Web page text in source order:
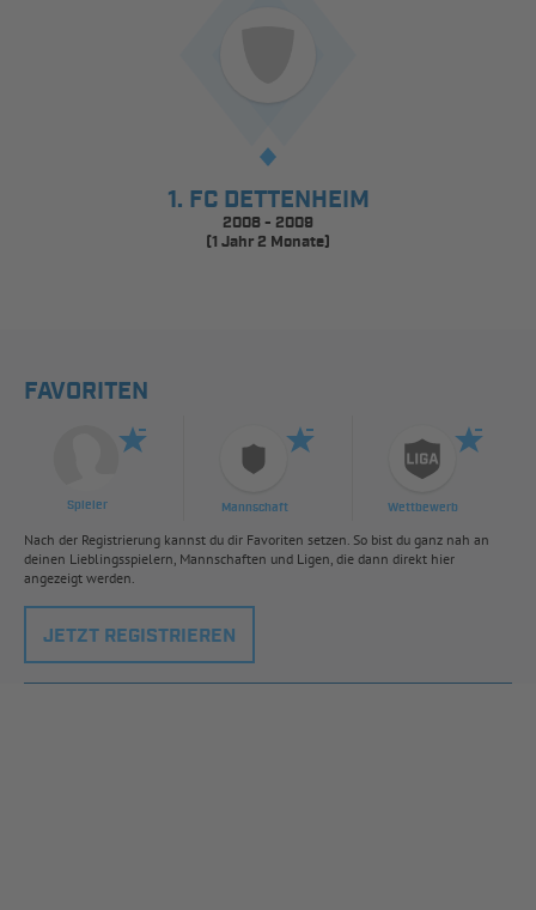
1. FC DETTENHEIM
2008 - 2009
(1 Jahr 2 Monate)
FAVORITEN
Spieler Mannschaft Wettbewerb
Nach der Registrierung kannst du dir Favoriten setzen. So bist du ganz nah an
deinen Lieblingsspielern, Mannschaften und Ligen, die dann direkt hier
angezeigt werden.
JETZT REGISTRIEREN